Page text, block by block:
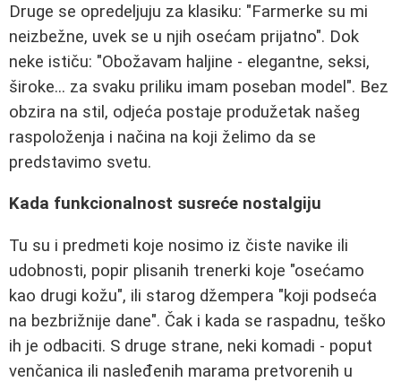
Druge se opredeljuju za klasiku: "Farmerke su mi
neizbežne, uvek se u njih osećam prijatno". Dok
neke ističu: "Obožavam haljine - elegantne, seksi,
široke... za svaku priliku imam poseban model". Bez
obzira na stil, odjeća postaje produžetak našeg
raspoloženja i načina na koji želimo da se
predstavimo svetu.
Kada funkcionalnost susreće nostalgiju
Tu su i predmeti koje nosimo iz čiste navike ili
udobnosti, popir plisanih trenerki koje "osećamo
kao drugi kožu", ili starog džempera "koji podseća
na bezbrižnije dane". Čak i kada se raspadnu, teško
ih je odbaciti. S druge strane, neki komadi - poput
venčanica ili nasleđenih marama pretvorenih u